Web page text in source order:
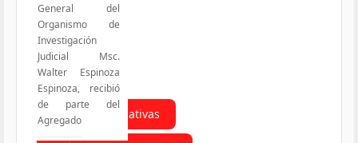
Todas las Iniciativas
General del
Organismo de
Investigación
Judicial Msc.
Walter Espinoza
Espinoza, recibió
de parte del
Agregado